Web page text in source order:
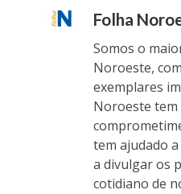
Folha
Somos o
Noroeste,
exemplares
Noroeste tem
tem ajudado
a divulgar os
cotidiano de